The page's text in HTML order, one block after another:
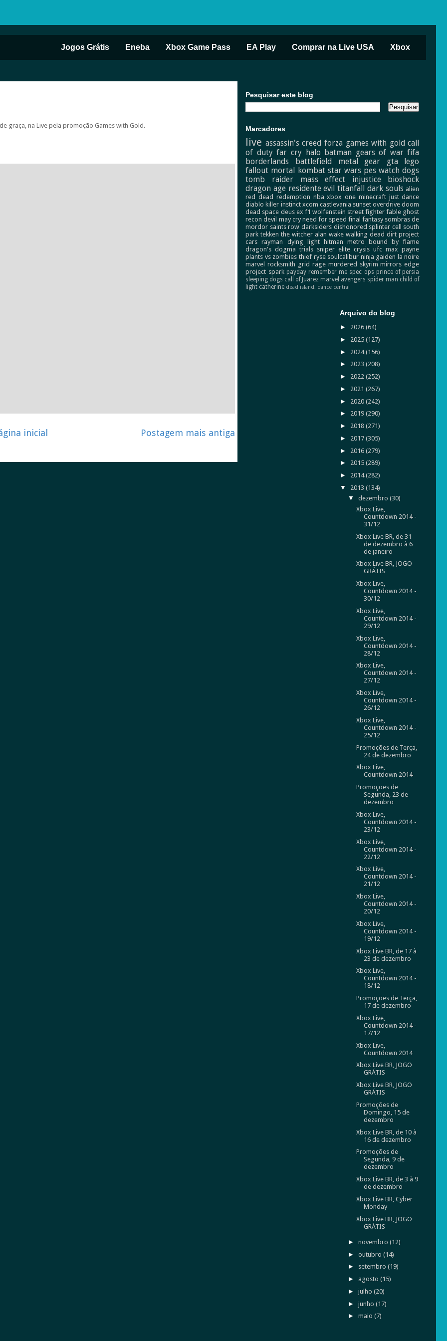
Jogos Grátis Eneba Xbox Game Pass EA Play Comprar na Live USA Xbox
de graça, na Live pela promoção Games with Gold.
Postagem mais antiga
inicial
Pesquisar este blog
Marcadores
live assassin's creed forza games with gold call
of duty far cry halo batman gears of war fifa
borderlands
battlefield metal gear gta
lego
fallout mortal kombat star wars pes watch dogs
tomb raider
mass effect injustice
bioshock
dragon age residente evil titanfall dark souls alien
red dead redemption nba xbox one minecraft just dance
diablo killer instinct xcom castlevania sunset overdrive doom
dead space deus ex f1 wolfenstein street fighter fable ghost
recon devil may cry need for speed final fantasy sombras de
mordor saints row darksiders dishonored splinter cell south
park tekken the witcher alan wake walking dead dirt project
cars rayman dying light hitman metro
bound by flame
dragon's dogma trials sniper elite crysis ufc max payne
plants vs zombies thief ryse soulcalibur ninja gaiden la noire
marvel rocksmith grid rage murdered skyrim mirrors edge
project spark payday remember me spec ops prince of persia
sleeping dogs call of Juarez marvel avengers spider man child of
light catherine dead island. dance central
Arquivo do blog
► 2026(64)
► 2025(127)
► 2024(156)
► 2023(208)
► 2022(252)
► 2021(267)
► 2020(242)
► 2019(290)
► 2018(271)
► 2017(305)
► 2016(279)
► 2015(289)
► 2014(282)
▼ 2013(134)
▼ dezembro (30)
Xbox Live,
Countdown 2014 -
31/12
Xbox Live BR, de 31
de dezembro à 6
de janeiro
Xbox Live BR, JOGO
GRÁTIS
Xbox Live,
Countdown 2014 -
30/12
Xbox Live,
Countdown 2014 -
29/12
Xbox Live,
Countdown 2014 -
28/12
Xbox Live,
Countdown 2014 -
27/12
Xbox Live,
Countdown 2014 -
26/12
Xbox Live,
Countdown 2014 -
25/12
Promoções de Terça,
24 de dezembro
Xbox Live,
Countdown 2014
Promoções de
Segunda, 23 de
dezembro
Xbox Live,
Countdown 2014 -
23/12
Xbox Live,
Countdown 2014 -
22/12
Xbox Live,
Countdown 2014 -
21/12
Xbox Live,
Countdown 2014 -
20/12
Xbox Live,
Countdown 2014 -
19/12
Xbox Live BR, de 17 à
23 de dezembro
Xbox Live,
Countdown 2014 -
18/12
Promoções de Terça,
17 de dezembro
Xbox Live,
Countdown 2014 -
17/12
Xbox Live,
Countdown 2014
Xbox Live BR, JOGO
GRÁTIS
Xbox Live BR, JOGO
GRÁTIS
Promoções de
Domingo, 15 de
dezembro
Xbox Live BR, de 10 à
16 de dezembro
Promoções de
Segunda, 9 de
dezembro
Xbox Live BR, de 3 à 9
de dezembro
Xbox Live BR, Cyber
Monday
Xbox Live BR, JOGO
GRÁTIS
► novembro (12)
► outubro (14)
► setembro (19)
► agosto (15)
► julho (20)
► junho (17)
► maio (7)